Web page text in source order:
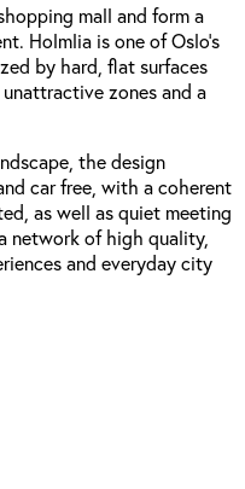
mall and form a
Holmlia is one of Oslo’s
by hard, flat surfaces
zones and a
the design
car free, with a coherent
as well as quiet meeting
network of high quality,
and everyday city